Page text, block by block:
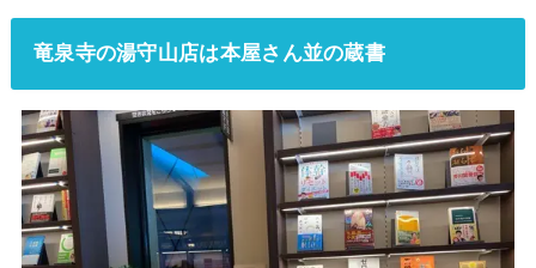
竜泉寺の湯守山店は本屋さん並の蔵書